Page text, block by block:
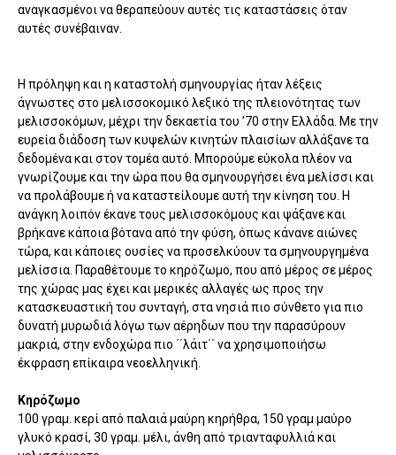
αναγκασμένοι να θεραπεύουν αυτές τις καταστάσεις όταν
αυτές συνέβαιναν.
Η πρόληψη και η καταστολή σμηνουργίας ήταν λέξεις
άγνωστες στο μελισσοκομικό λεξικό της πλειονότητας των
μελισσοκόμων, μέχρι την δεκαετία του ’70 στην Ελλάδα. Με την
ευρεία διάδοση των κυψελών κινητών πλαισίων αλλάξανε τα
δεδομένα και στον τομέα αυτό. Μπορούμε εύκολα πλέον να
γνωρίζουμε και την ώρα που θα σμηνουργήσει ένα μελίσσι και
να προλάβουμε ή να καταστείλουμε αυτή την κίνηση του. Η
ανάγκη λοιπόν έκανε τους μελισσοκόμους και ψάξανε και
βρήκανε κάποια βότανα από την φύση, όπως κάνανε αιώνες
τώρα, και κάποιες ουσίες να προσελκύουν τα σμηνουργημένα
μελίσσια. Παραθέτουμε το κηρόζωμο, που από μέρος σε μέρος
της χώρας μας έχει και μερικές αλλαγές ως προς την
κατασκευαστική του συνταγή, στα νησιά πιο σύνθετο για πιο
δυνατή μυρωδιά λόγω των αέρηδων που την παρασύρουν
μακριά, στην ενδοχώρα πιο ΄΄λάιτ΄΄ να χρησιμοποιήσω
έκφραση επίκαιρα νεοελληνική.
Κηρόζωμο
100 γραμ. κερί από παλαιά μαύρη κηρήθρα, 150 γραμ μαύρο
γλυκό κρασί, 30 γραμ. μέλι, άνθη από τριανταφυλλιά και